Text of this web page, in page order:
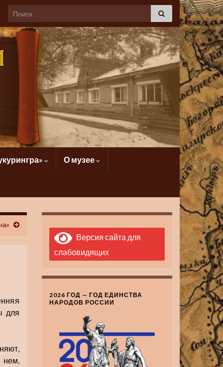
О музее
для
нем,
Версия сайта для
слабовидящих
2026 ГОД — ГОД ЕДИНСТВА
НАРОДОВ РОССИИ